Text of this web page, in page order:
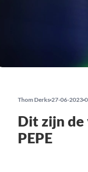
Thom Derks 27-06-2023
Dit zijn de
PEPE